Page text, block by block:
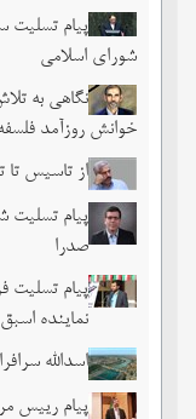
پیام تسلیت
شورای اسلامی
نگاهی به
خوانش روزآمد
از تاسیس
پیام تسلیت
صدرا
پیام تسلیت
نماینده
اسدالله
پیام رییس